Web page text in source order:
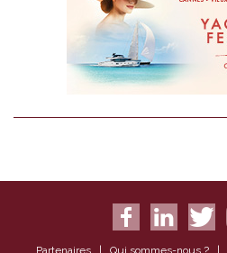
Partenaires Qui sommes-nous ?